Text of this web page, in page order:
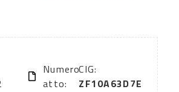
Numero
atto:
CIG:
ZF10A63D7E